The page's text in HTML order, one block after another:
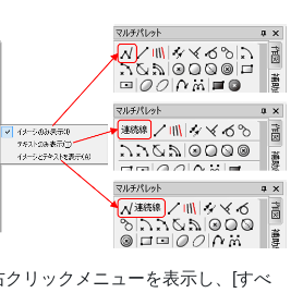
クリックメニューを表示し、[すべ